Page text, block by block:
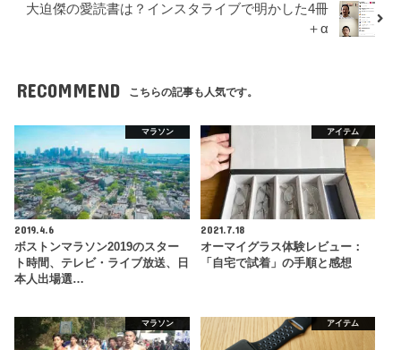
大迫傑の愛読書は？インスタライブで明かした4冊
＋α
RECOMMEND こちらの記事も人気です。
マラソン
2019.4.6
ボストンマラソン2019のスター
ト時間、テレビ・ライブ放送、日
本人出場選…
アイテム
2021.7.18
オーマイグラス体験レビュー：
「自宅で試着」の手順と感想
マラソン アイテム